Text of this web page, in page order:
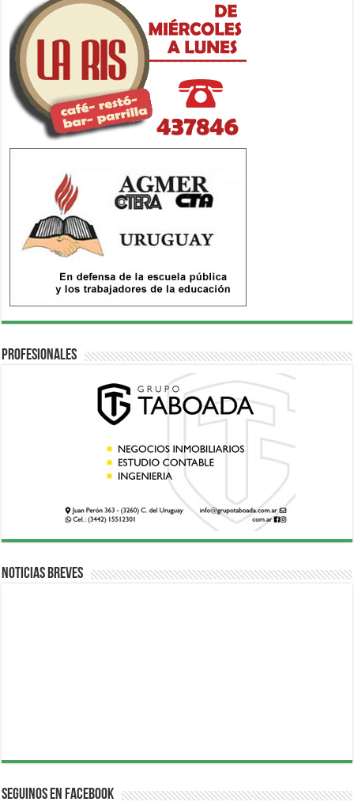
Profesionales
Noticias breves
Seguinos en Facebook